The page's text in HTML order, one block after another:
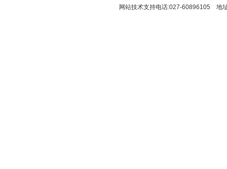
网站技术支持电话:027-60896105 地